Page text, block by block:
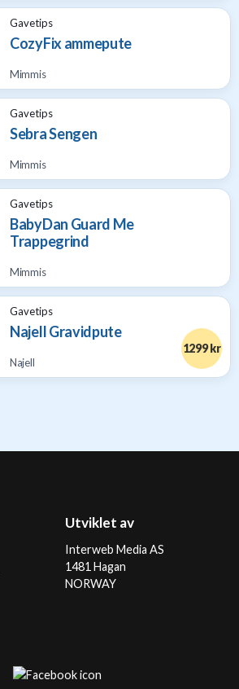
Gavetips
CozyFix ammepute
Mimmis
Gavetips
Sebra Sengen
Mimmis
Gavetips
BabyDan Guard Me
Trappegrind
Mimmis
Gavetips
Najell Gravidpute
Najell
1299 kr
Utviklet av
Interweb Media AS
1481 Hagan
NORWAY